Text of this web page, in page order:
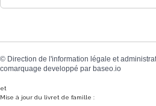
© Direction de l'information légale et
comarquage developpé par baseo.io
et
Mise à jour du livret de famille :